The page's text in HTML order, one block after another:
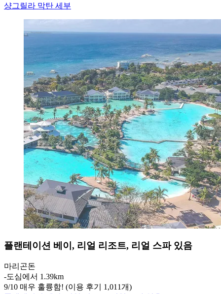
샹그릴라 막탄 세부
플랜테이션 베이, 리얼 리조트, 리얼 스파 있음
마리곤돈
‐도심에서 1.39km
9/10 매우 훌륭함! (이용 후기 1,011개)